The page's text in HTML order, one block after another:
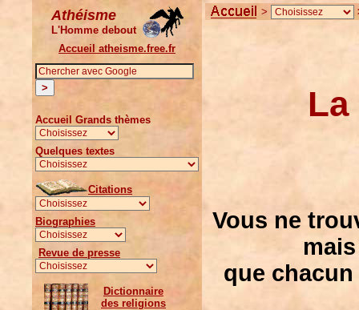
Athéisme
L'Homme debout
Accueil atheisme.free.fr
Accueil Grands thèmes
Quelques textes
Citations
Biographies
Revue de presse
Dictionnaire
des religions
>
La
Vous ne
que